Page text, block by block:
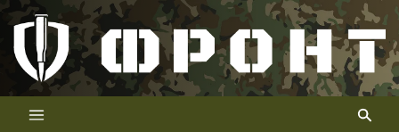
Скип
цонтент
Телевизија ФРОНТ
Први војни канал у Србији